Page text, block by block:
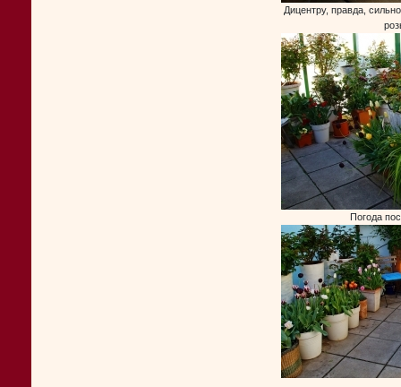
Дицентру, правда,
Погода